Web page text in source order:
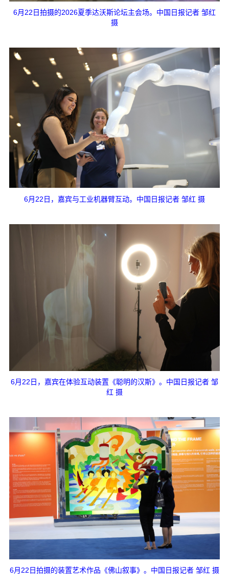
6月22日拍摄的2026夏季达沃斯论坛主会场。中国日报记者 邹红
摄
6月22日，嘉宾与工业机器臂互动。中国日报记者 邹红 摄
6月22日，嘉宾在体验互动装置《聪明的汉斯》。中国日报记者 邹
红 摄
6月22日拍摄的装置艺术作品《佛山叙事》。中国日报记者 邹红 摄